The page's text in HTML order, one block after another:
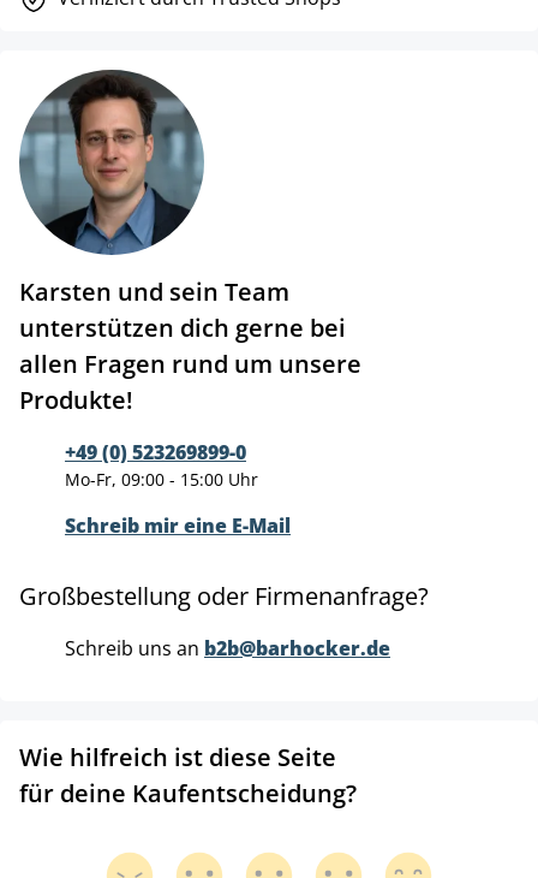
Karsten und sein Team
unterstützen dich gerne bei
allen Fragen rund um unsere
Produkte!
+49 (0) 523269899-0
Mo-Fr, 09:00 - 15:00 Uhr
Schreib mir eine E-Mail
Großbestellung oder Firmenanfrage?
Schreib uns an b2b@barhocker.de
Wie hilfreich ist diese Seite
für deine Kaufentscheidung?